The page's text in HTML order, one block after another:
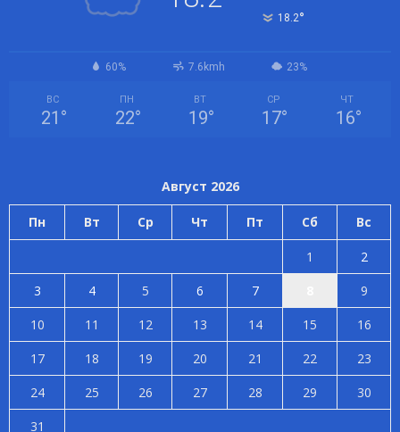
18.2°
60% 7.6kmh 23%
ВС
21 °
ПН
22°
ВТ
19°
СР
17°
ЧТ
16°
Август 2026
Пн Вт Ср Чт Пт Сб Вс
1
2
3
4 5 6 7
9
10
11 12 13 14 15
16
17
18 19 20 21 22
23
24
25 26 27 28 29
30
31